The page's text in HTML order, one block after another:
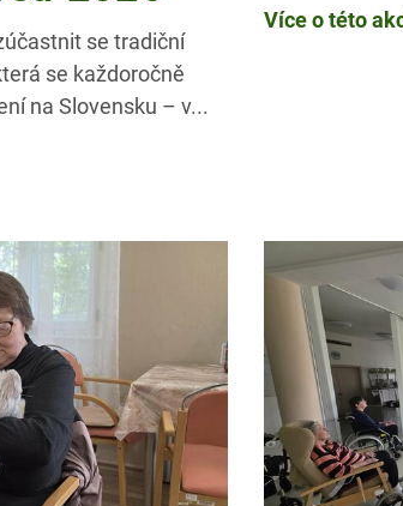
se tradiční
se každoročně
na Slovensku – v...
Více o této